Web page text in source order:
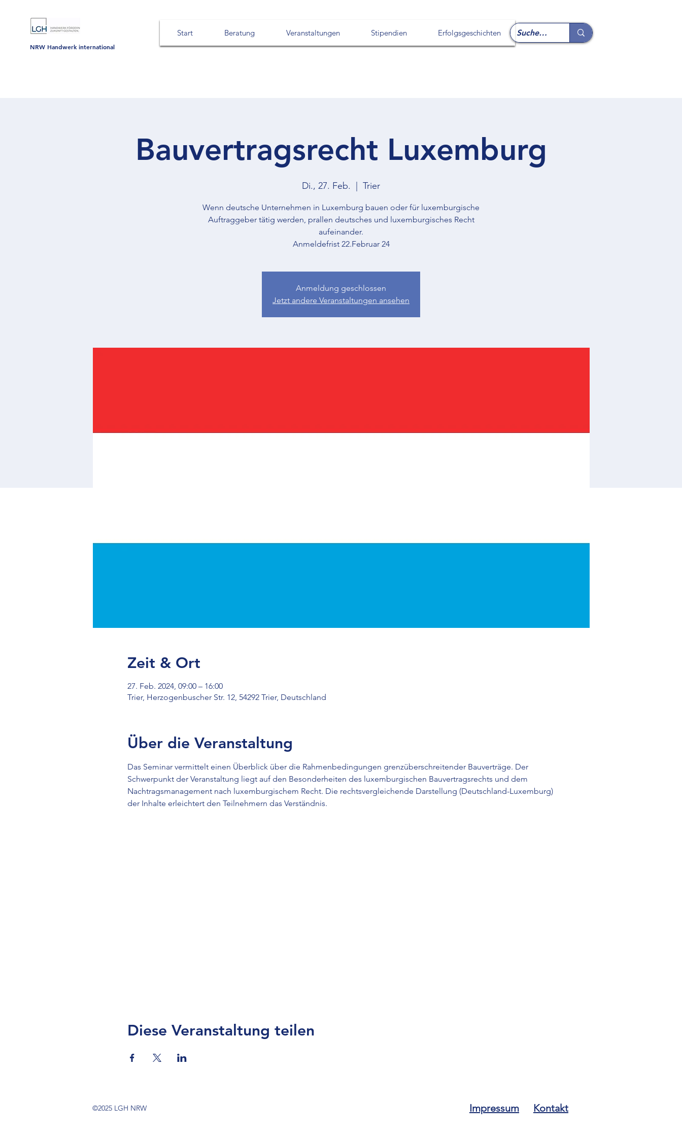
NRW Handwerk international
Start Beratung Veranstaltungen Stipendien Erfolgsgeschichten
Bauvertragsrecht Luxemburg
Di., 27. Feb. Trier
Wenn deutsche Unternehmen in Luxemburg bauen oder für luxemburgische
Auftraggeber tätig werden, prallen deutsches und luxemburgisches Recht
aufeinander.
Anmeldefrist 22.Februar 24
Anmeldung geschlossen
Jetzt andere Veranstaltungen ansehen
Zeit & Ort
27. Feb. 2024, 09:00 – 16:00
Trier, Herzogenbuscher Str. 12, 54292 Trier, Deutschland
Über die Veranstaltung
Das Seminar vermittelt einen Überblick über die Rahmenbedingungen grenzüberschreitender Bauverträge. Der
Schwerpunkt der Veranstaltung liegt auf den Besonderheiten des luxemburgischen Bauvertragsrechts und dem
Nachtragsmanagement nach luxemburgischem Recht. Die rechtsvergleichende Darstellung (Deutschland-Luxemburg)
der Inhalte erleichtert den Teilnehmern das Verständnis.
Diese Veranstaltung teilen
©2025 LGH NRW Impressum Kontakt